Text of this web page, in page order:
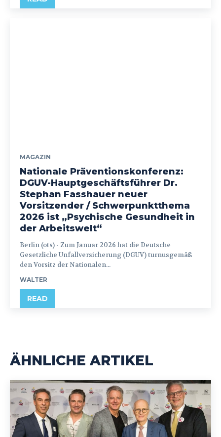
MAGAZIN
Nationale Präventionskonferenz:
DGUV-Hauptgeschäftsführer Dr.
Stephan Fasshauer neuer
Vorsitzender / Schwerpunktthema
2026 ist „Psychische Gesundheit in
der Arbeitswelt“
Berlin (ots) - Zum Januar 2026 hat die Deutsche
Gesetzliche Unfallversicherung (DGUV) turnusgemäß
den Vorsitz der Nationalen...
WALTER
READ
ÄHNLICHE ARTIKEL